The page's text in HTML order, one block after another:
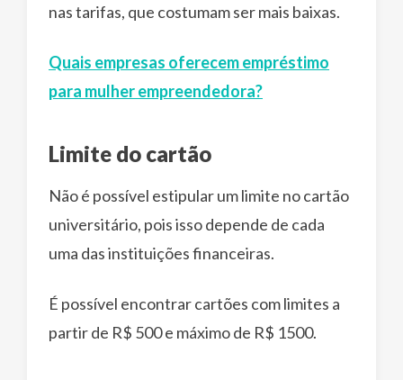
nas tarifas, que costumam ser mais baixas.
Quais empresas oferecem empréstimo
para mulher empreendedora?
Limite do cartão
Não é possível estipular um limite no cartão
universitário, pois isso depende de cada
uma das instituições financeiras.
É possível encontrar cartões com limites a
partir de R$ 500 e máximo de R$ 1500.